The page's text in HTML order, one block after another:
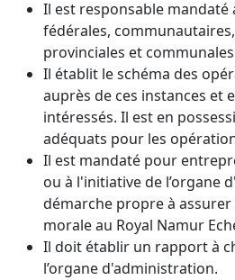
Il est responsable mandaté
fédérales,
provinciales et
Il établit le schéma des
auprès de ces instances et
intéressés. Il est en
adéquats pour les
Il est mandaté pour
ou à l'initiative de l’organe
démarche propre à
morale au Royal Namur
Il doit établir un rapport à
l’organe d'administration.